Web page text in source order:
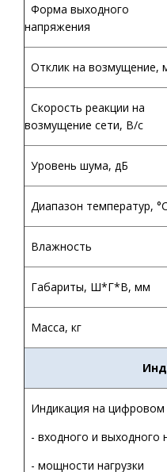
Форма выходного
напряжения
Отклик на возмущение,
Скорость реакции на
возмущение сети, В/с
Уровень шума, дБ
Диапазон температур, °С
Влажность
Габариты, Ш*Г*В, мм
Масса, кг
Индикация на цифровом
- входного и выходного
- мощности нагрузки